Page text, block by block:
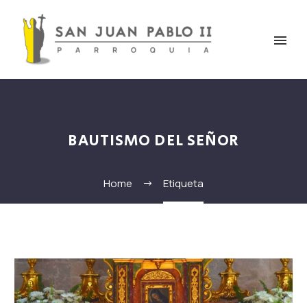
BAUTISMO DEL SEÑOR
Home Etiqueta